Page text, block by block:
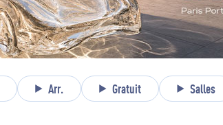
Arr. Gratuit Salles